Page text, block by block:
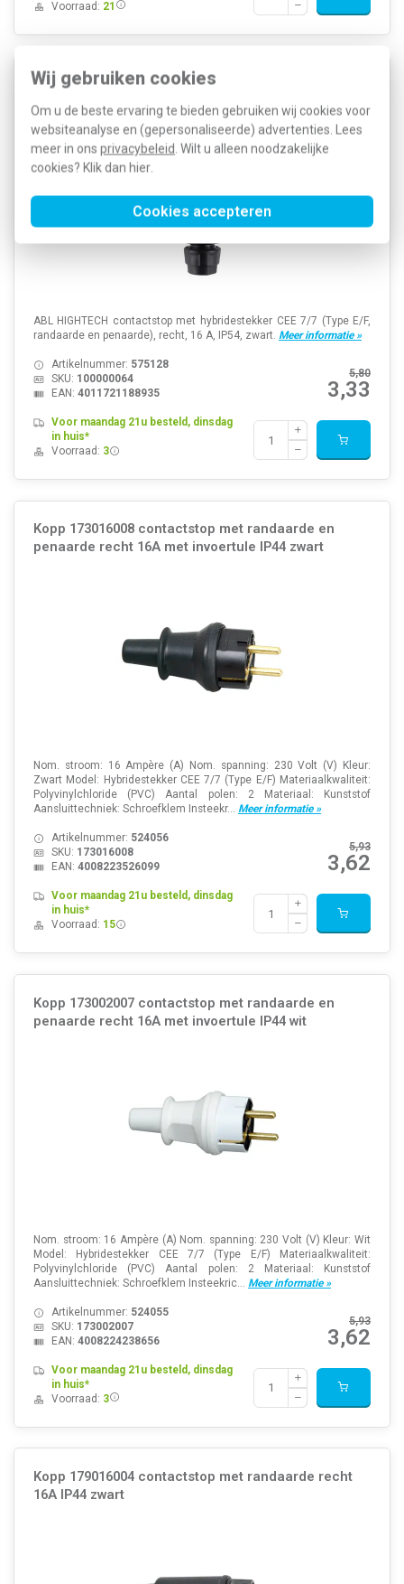
Wij gebruiken cookies
Om u de beste ervaring te bieden gebruiken wij cookies voor
websiteanalyse en (gepersonaliseerde) advertenties. Lees
meer in ons privacybeleid. Wilt u alleen noodzakelijke
cookies? Klik dan hier.
Cookies accepteren
Voorraad: 21
ABL 100000064 contactstop met randaarde en
penaarde recht 16A IP54 zwart
ABL HIGHTECH contactstop met hybridestekker CEE 7/7 (Type E/F,
randaarde en penaarde), recht, 16 A, IP54, zwart. Meer informatie »
5,80
3,33
Artikelnummer: 575128
SKU: 100000064
EAN: 4011721188935
Voor maandag 21u besteld, dinsdag
in huis*
Voorraad: 3
Kopp 173016008 contactstop met randaarde en
penaarde recht 16A met invoertule IP44 zwart
Nom. stroom: 16 Ampère (A) Nom. spanning: 230 Volt (V) Kleur:
Zwart Model: Hybridestekker CEE 7/7 (Type E/F) Materiaalkwaliteit:
Polyvinylchloride (PVC) Aantal polen: 2 Materiaal: Kunststof
Aansluittechniek: Schroefklem Insteekr... Meer informatie »
5,93
3,62
Artikelnummer: 524056
SKU: 173016008
EAN: 4008223526099
Voor maandag 21u besteld, dinsdag
in huis*
Voorraad: 15
Kopp 173002007 contactstop met randaarde en
penaarde recht 16A met invoertule IP44 wit
Nom. stroom: 16 Ampère (A) Nom. spanning: 230 Volt (V) Kleur: Wit
Model: Hybridestekker CEE 7/7 (Type E/F) Materiaalkwaliteit:
Polyvinylchloride (PVC) Aantal polen: 2 Materiaal: Kunststof
Aansluittechniek: Schroefklem Insteekric... Meer informatie »
5,93
3,62
Artikelnummer: 524055
SKU: 173002007
EAN: 4008224238656
Voor maandag 21u besteld, dinsdag
in huis*
Voorraad: 3
Kopp 179016004 contactstop met randaarde recht
16A IP44 zwart